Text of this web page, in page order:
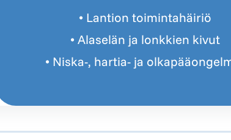
• Lantion toimintahäiriö
• Alaselän ja lonkkien kivut
• Niska-, hartia- ja